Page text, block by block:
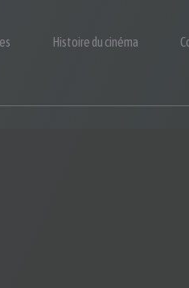
Histoire du cinéma